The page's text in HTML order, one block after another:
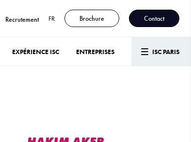
Recrutement FR Brochure Contact
EXPÉRIENCE ISC ENTREPRISES ISC PARIS